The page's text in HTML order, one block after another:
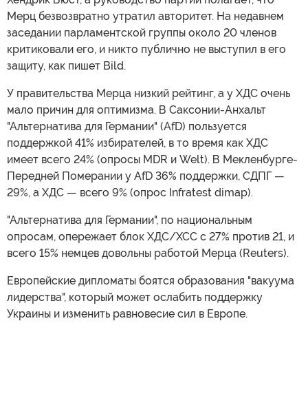
Мерц безвозвратно утратил авторитет. На недавнем
заседании парламентской группы около 20 членов
критиковали его, и никто публично не выступил в его
защиту, как пишет Bild.
У правительства Мерца низкий рейтинг, а у ХДС очень
мало причин для оптимизма. В Саксонии-Анхальт
"Альтернатива для Германии" (AfD) пользуется
поддержкой 41% избирателей, в то время как ХДС
имеет всего 24% (опросы MDR и Welt). В Мекленбурге-
Передней Померании у AfD 36% поддержки, СДПГ —
29%, а ХДС — всего 9% (опрос Infratest dimap).
"Альтернатива для Германии", по национальным
опросам, опережает блок ХДС/ХСС с 27% против 21, и
всего 15% немцев довольны работой Мерца (Reuters).
Европейские дипломаты боятся образования "вакуума
лидерства", который может ослабить поддержку
Украины и изменить равновесие сил в Европе.